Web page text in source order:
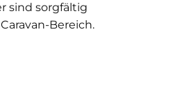
sind sorgfältig
Bereich.